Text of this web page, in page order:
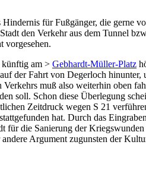
für Fußgänger, die gerne
den Verkehr aus dem Tunnel
vorgesehen.
künftig am > Gebhardt-Müller-Platz
der Fahrt von Degerloch
muß also weiterhin oben
soll. Schon diese Überlegung
Zeitdruck wegen S 21
hat. Durch das
für die Sanierung der
Argument zugunsten der